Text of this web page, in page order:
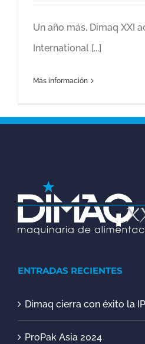
Un año más, Dimaq XXI
International [...]
Más información
ENTRADAS RECIENTES
Dimaq cierra con éxito la
ProPak Asia 2024